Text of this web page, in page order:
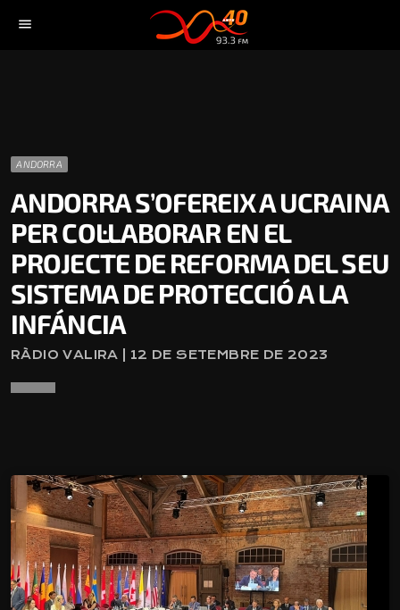
menu
ANDORRA
ANDORRA S’OFEREIX A UCRAINA
PER COL·LABORAR EN EL
PROJECTE DE REFORMA DEL SEU
SISTEMA DE PROTECCIÓ A LA
INFÁNCIA
RÀDIO VALIRA | 12 DE SETEMBRE DE 2023